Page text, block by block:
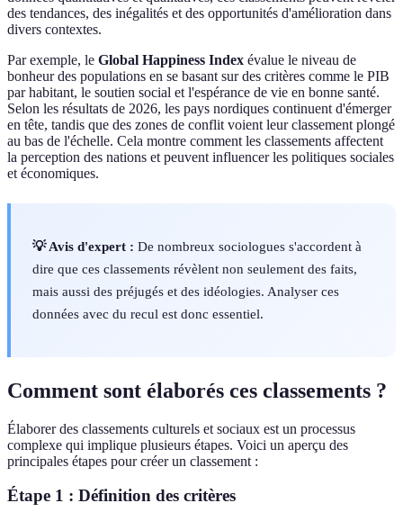
des tendances, des inégalités et des opportunités d'amélioration dans
divers contextes.
Par exemple, le Global Happiness Index évalue le niveau de
bonheur des populations en se basant sur des critères comme le PIB
par habitant, le soutien social et l'espérance de vie en bonne santé.
Selon les résultats de 2026, les pays nordiques continuent d'émerger
en tête, tandis que des zones de conflit voient leur classement plongé
au bas de l'échelle. Cela montre comment les classements affectent
la perception des nations et peuvent influencer les politiques sociales
et économiques.
💡 Avis d'expert : De nombreux sociologues s'accordent à
dire que ces classements révèlent non seulement des faits,
mais aussi des préjugés et des idéologies. Analyser ces
données avec du recul est donc essentiel.
Comment sont élaborés ces classements ?
Élaborer des classements culturels et sociaux est un processus
complexe qui implique plusieurs étapes. Voici un aperçu des
principales étapes pour créer un classement :
Étape 1 : Définition des critères